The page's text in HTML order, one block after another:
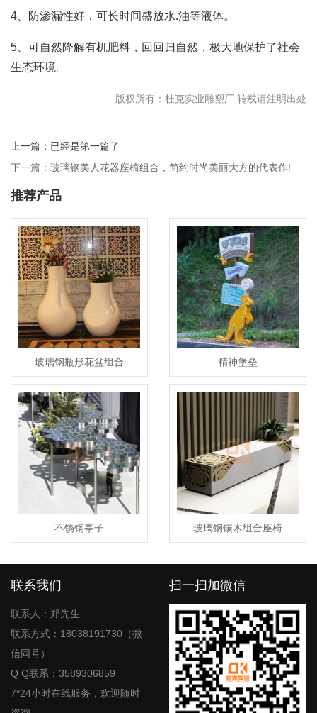
4、防渗漏性好，可长时间盛放水.油等液体。
5、可自然降解有机肥料，回回归自然，极大地保护了社会
生态环境。
版权所有：杜克实业雕塑厂 转载请注明出处
上一篇：已经是第一篇了
下一篇：玻璃钢美人花器座椅组合，简约时尚美丽大方的代表作!
推荐产品
玻璃钢瓶形花盆组合 精神堡垒
不锈钢亭子 玻璃钢镶木组合座椅
联系我们
联系人：郑先生
联系方式：18038191730（微
信同号）
Q Q联系：3589306859
7*24小时在线服务，欢迎随时
扫一扫加微信